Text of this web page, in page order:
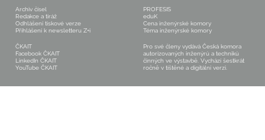
s cílem připravit české stavebnictví
nejen na nutné zdvojnásobení počtu
kvalitních komplexních renovací budov,
ale také na požadované zvýšení kvality
budov a efektivity přípravy projektů
Archiv čísel
Redakce a tiráž
Odhlášení tiskové verze
Přihlášení k newsletteru Z+i
PROFESIS
eduK
Cena inženýrské komory
Téma inženýrské komory
ČKAIT
Facebook ČKAIT
LinkedIn ČKAIT
YouTube ČKAIT
Pro své členy vydává Česká komora
autorizovaných inženýrů a techniků
činných ve výstavbě. Vychází šestkrát
ročně v tištěné a digitální verzi.